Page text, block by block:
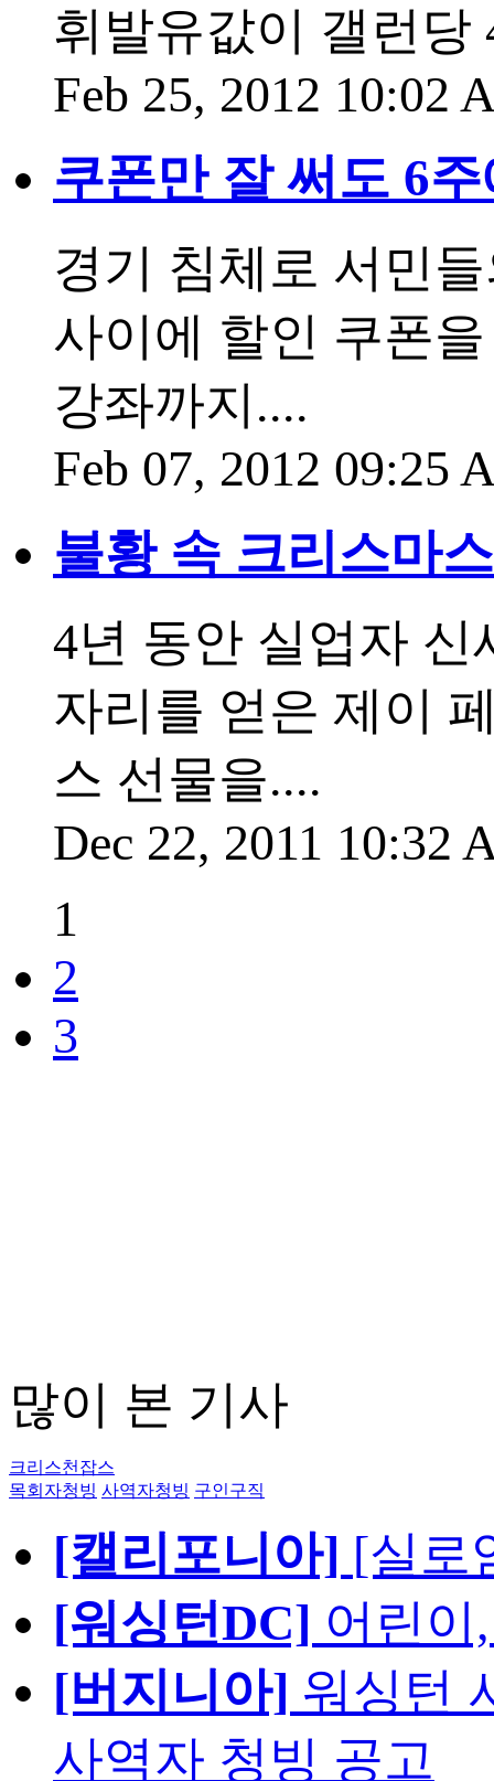
휘발유값이 갤런
Feb 25, 2012 10:02
쿠폰만 잘 써도 6
경기 침체로 서민
사이에 할인 쿠폰
강좌까지....
Feb 07, 2012 09:25
불황 속 크리스마
4년 동안 실업자
자리를 얻은 제이
스 선물을....
Dec 22, 2011 10:32
1
2
3
많이 본 기사
크리스천잡스
목회자청빙 사역자청빙 구인구직
[캘리포니아] [실로
[워싱턴DC] 어린이
[버지니아] 워싱턴
사역자 청빙 공고